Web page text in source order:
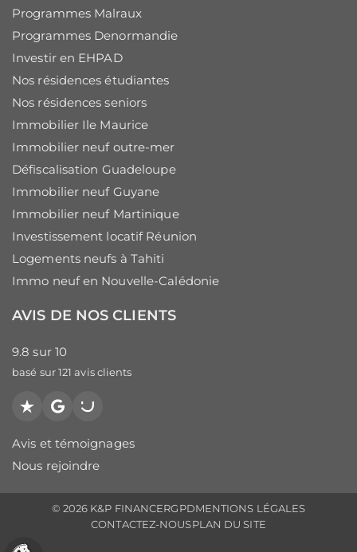
Programmes Malraux
Programmes Denormandie
Investir en EHPAD
Nos résidences étudiantes
Nos résidences seniors
Immobilier Ile Maurice
Immobilier neuf outre-mer
Défiscalisation Guadeloupe
Immobilier neuf Guyane
Immobilier neuf Martinique
Investissement locatif Réunion
Logements neufs à Tahiti
Immo neuf en Nouvelle-Calédonie
AVIS DE NOS CLIENTS
9.8 sur 10
basé sur 121 avis clients
Trustpilot
GooglePagesJaunes
Avis et témoignages
Nous rejoindre
© 2026 K&P FINANCERGPDMENTIONS LÉGALES
CONTACTEZ-NOUSPLAN DU SITE